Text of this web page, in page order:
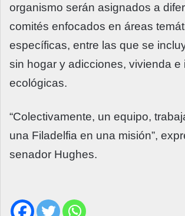
organismo serán asignados a
comités enfocados en áreas
específicas, entre las que se
sin hogar y adicciones, vivienda e
ecológicas.
“Colectivamente, un equipo,
una Filadelfia en una misión”,
senador Hughes.